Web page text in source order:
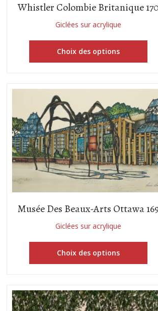
Whistler Colombie Britanique 170
Giclées sur acrylique
Choix des options
Musée Des Beaux-Arts Ottawa
Giclées sur acrylique
Choix des options